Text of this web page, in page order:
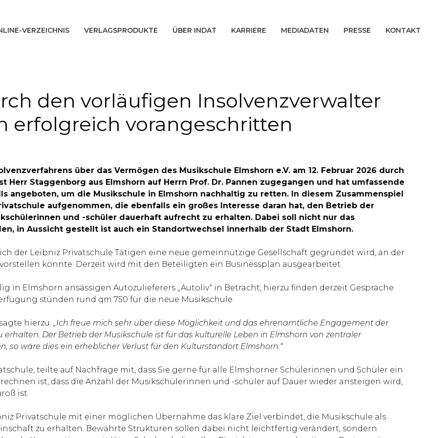
VERZEICHNIS VERLAGSPRODUKTE ÜBER INDAT KARRIERE MEDIADATEN PRESSE KONTAKT
den vorläufigen Insolvenzverwalter
erfolgreich vorangeschritten
über das Vermögen des Musikschule Elmshorn e.V. am 12. Februar 2026 durch
Herr Staggenborg aus Elmshorn auf Herrn Prof. Dr. Pannen zugegangen und hat umfassende
angeboten, um die Musikschule in Elmshorn nachhaltig zu retten. In diesem Zusammenspiel
aufgenommen, die ebenfalls ein großes Interesse daran hat, den Betrieb der
und -schüler dauerhaft aufrecht zu erhalten. Dabei soll nicht nur das
in Aussicht gestellt ist auch ein Standortwechsel innerhalb der Stadt Elmshorn.
der Leibniz Privatschule Tätigen eine neue gemeinnützige Gesellschaft gegründet wird, an der
könnte. Derzeit wird mit den Beteiligten ein Businessplan ausgearbeitet.
in Elmshorn ansässigen Autozulieferers „Autoliv“ in Betracht, hierzu finden derzeit Gespräche
stünden rund qm 750 für die neue Musikschule.
hierzu:
„Ich freue mich sehr über diese Möglichkeit und das ehrenamtliche Engagement der
Der Betrieb der Musikschule ist für das kulturelle Leben in Elmshorn von zentraler
so wäre dies ein erheblicher Verlust für den Kulturstandort Elmshorn.“
teilte auf Nachfrage mit, dass Sie gerne für alle Elmshorner Schülerinnen und Schüler ein
ist, dass die Anzahl der Musikschülerinnen und -schüler auf Dauer wieder ansteigen wird,
ist.
Privatschule mit einer möglichen Übernahme das klare Ziel verbindet, die Musikschule als
zu erhalten. Bewährte Strukturen sollen dabei nicht leichtfertig verändert, sondern